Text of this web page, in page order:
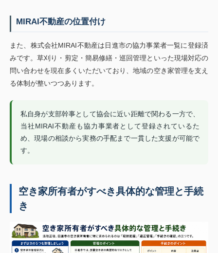
MIRAI不動産の位置付け
また、株式会社MIRAI不動産は日進市の協力事業者一覧に登録済
みです。草刈り・剪定・簡易修繕・巡回管理といった現場対応の
問い合わせを現在多くいただいており、地域の空き家管理を支え
る体制が整いつつあります。
私自身が支部幹事として協会に近い距離で関わる一方で、
当社MIRAI不動産も協力事業者として登録されているた
め、現場の相談から実務の手配まで一貫した支援が可能で
す。
空き家所有者がすべき具体的な管理と手続
き